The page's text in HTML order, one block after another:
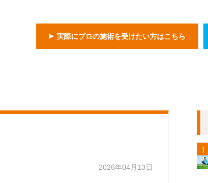
実際にプロの施術を受けたい方はこちら
2026年04月13日
1